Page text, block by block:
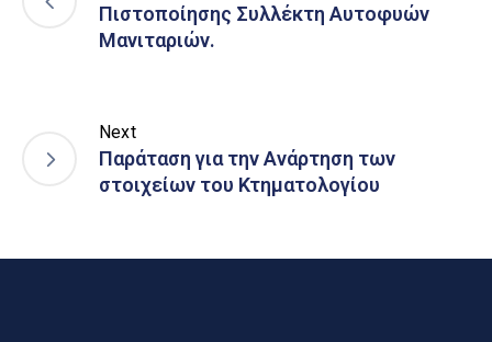
Πιστοποίησης Συλλέκτη Αυτοφυών
Μανιταριών.
Next
Παράταση για την Ανάρτηση των
στοιχείων του Κτηματολογίου